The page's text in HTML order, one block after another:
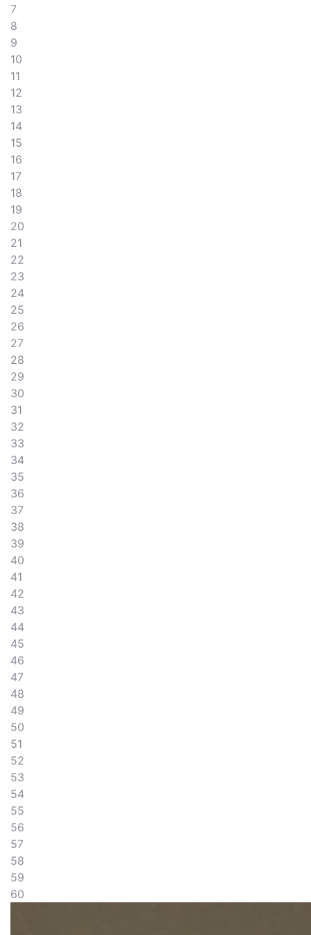
7
8
9
10
11
12
13
14
15
16
17
18
19
20
21
22
23
24
25
26
27
28
29
30
31
32
33
34
35
36
37
38
39
40
41
42
43
44
45
46
47
48
49
50
51
52
53
54
55
56
57
58
59
60